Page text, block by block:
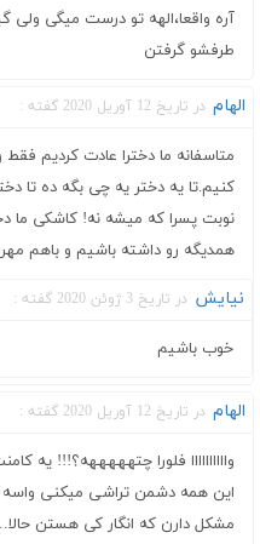
آره واقعا،الهه تو درست میگی
طرفشو گرفتن
الهام در تاریخ 12 آوریل 2020 گفته :
متاسفانه ما دخترا عادت کردیم
کنیم.تا یه دختر یه چی بگه ده تا
نوبت پسرا که میشه نه! کاشکی ما
همدیگه رو داشته باشیم و باهم
نیایش در تاریخ 3 ژوئن 2020 گفته :
خوب باشیم
الهام در تاریخ 12 آوریل 2020 گفته :
واااااااااا فلورا چتهههههه؟!!! یه
این همه دشمن تراشی میکنی واسه
مشکل دارن که انگار کی هستن